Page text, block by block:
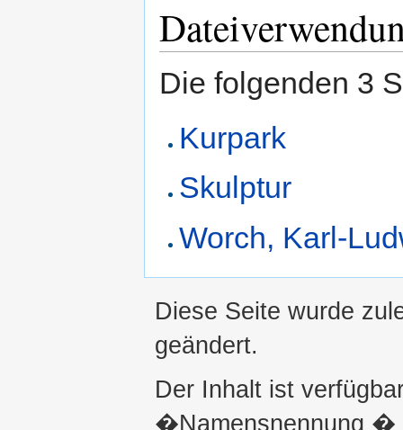
Die folgenden 3
Kurpark
Skulptur
Worch, Karl-
Diese Seite wurde
geändert.
Der Inhalt ist
�Namensnennung �